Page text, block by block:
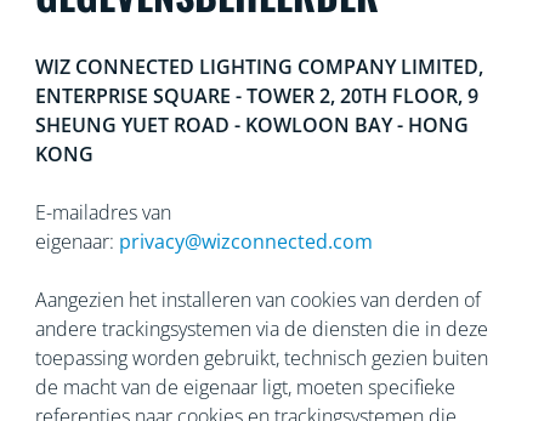
WIZ CONNECTED LIGHTING COMPANY LIMITED,
ENTERPRISE SQUARE - TOWER 2, 20TH FLOOR, 9
SHEUNG YUET ROAD - KOWLOON BAY - HONG
KONG
E-mailadres van
eigenaar: privacy@wizconnected.com
Aangezien het installeren van cookies van derden of
andere trackingsystemen via de diensten die in deze
toepassing worden gebruikt, technisch gezien buiten
de macht van de eigenaar ligt, moeten specifieke